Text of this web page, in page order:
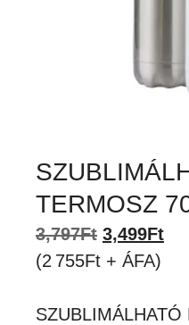
TERMOSZ
3,797Ft Original
price
3,797Ft.
3,499Ft
(2 755Ft + ÁFA)